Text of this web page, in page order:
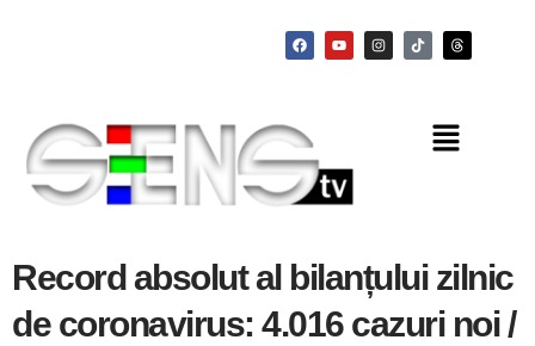
Record absolut al bilanțului zilnic
de coronavirus: 4.016 cazuri noi /